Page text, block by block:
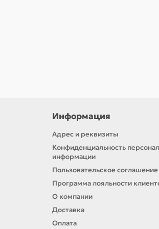
Информация
Адрес и реквизиты
Конфиденциальность
информации
Пользовательское соглашение
Программа лояльности
О компании
Доставка
Оплата